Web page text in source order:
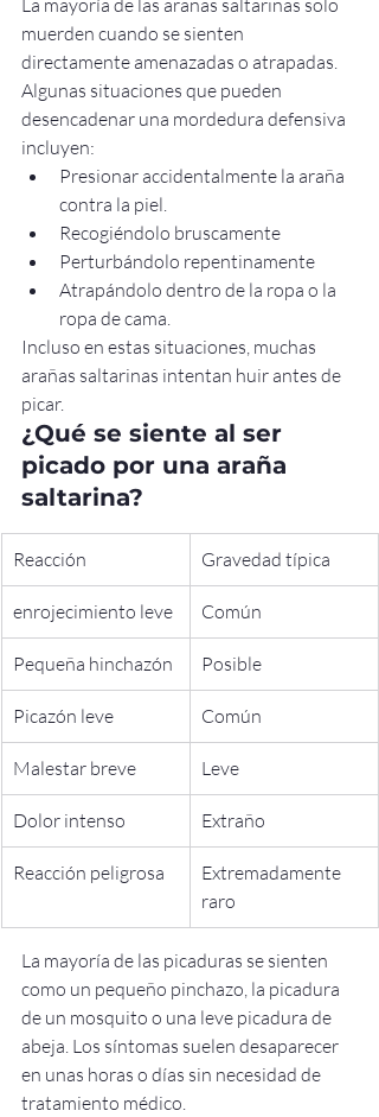
La mayoría de las arañas saltarinas solo
muerden cuando se sienten
directamente amenazadas o atrapadas.
Algunas situaciones que pueden
desencadenar una mordedura defensiva
incluyen:
Presionar accidentalmente la araña
contra la piel.
Recogiéndolo bruscamente
Perturbándolo repentinamente
Atrapándolo dentro de la ropa o la
ropa de cama.
Incluso en estas situaciones, muchas
arañas saltarinas intentan huir antes de
picar.
¿Qué se siente al ser
picado por una araña
saltarina?
Reacción Gravedad típica
enrojecimiento leve Común
Pequeña hinchazón Posible
Picazón leve Común
Malestar breve Leve
Dolor intenso Extraño
Reacción peligrosa
Extremadamente
raro
La mayoría de las picaduras se sienten
como un pequeño pinchazo, la picadura
de un mosquito o una leve picadura de
abeja. Los síntomas suelen desaparecer
en unas horas o días sin necesidad de
tratamiento médico.